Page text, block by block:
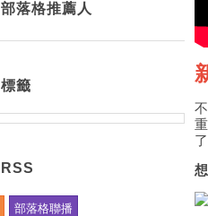
部落格推薦人
標籤
RSS
部落格聯播